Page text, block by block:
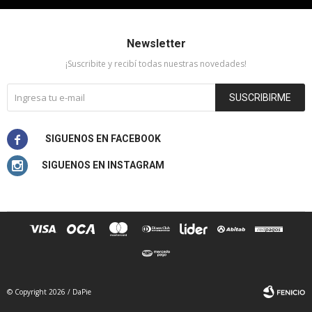
Newsletter
¡Suscribite y recibí todas nuestras novedades!
SUSCRIBIRME


© Copyright 2026 / DaPie